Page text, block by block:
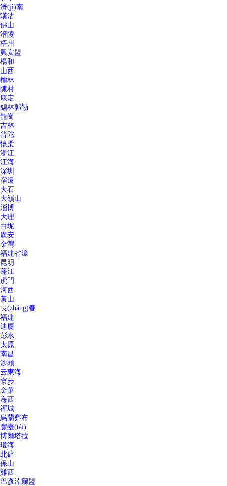
濟(jì)南
漢沽
佛山
涪陵
梧州
興安盟
楊和
山西
榆林
陳村
康定
錫林郭勒
龍崗
吉林
普陀
懷柔
浙江
江海
深圳
宿遷
大石
大嶺山
淄博
大理
白坭
廣安
金灣
福建省漳
昆明
蓬江
虎門
河西
黃山
長(zhǎng)春
福建
迪慶
彭水
太原
南昌
沙頭
云東海
寮步
金華
海西
禪城
烏蘭察布
豐臺(tái)
博爾塔拉
瓊海
北碚
保山
雞西
巴彥淖爾盟